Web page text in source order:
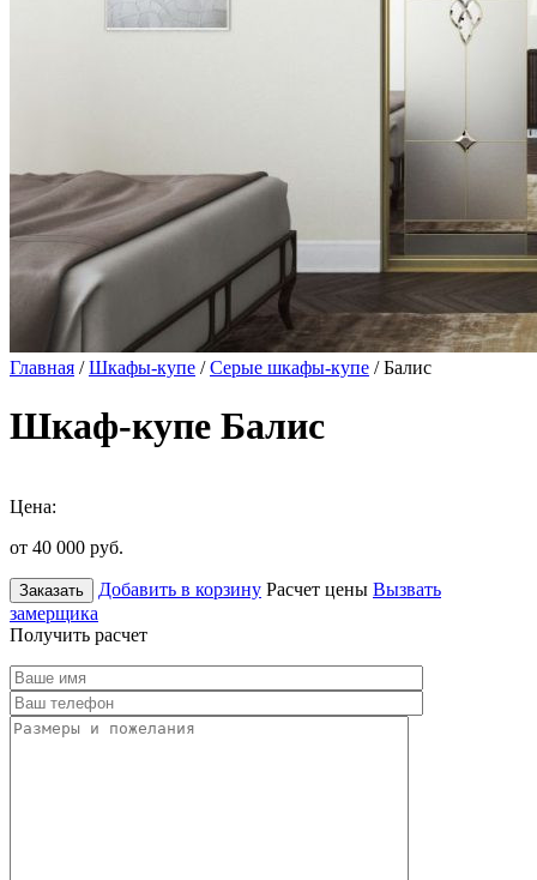
Главная /Шкафы-купе /Серые шкафы-купе / Балис
Шкаф-купе Балис
Цена:
от 40 000 руб.
Заказать Добавить в корзину Расчет цены Вызвать
замерщика
Получить расчет